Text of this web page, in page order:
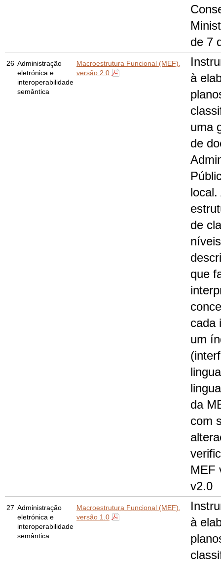
de 7
26 Administração
eletrónica e
interoperabilidade
semântica
Macroestrutura Funcional (MEF),
versão 2.0
à
uma
de
local.
de
que
cada
um
da
com
MEF
v2.0
27 Administração
eletrónica e
interoperabilidade
semântica
Macroestrutura Funcional (MEF),
versão 1.0
à